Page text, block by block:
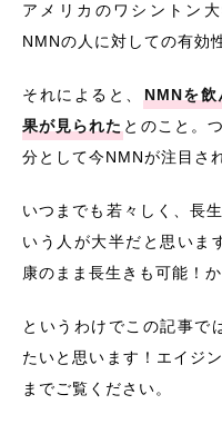
アメリカのワシントン
NMNの人に対しての有効
それによると、
NMNを
果が見られた とのこと。
分として今NMNが注目さ
いつまでも若々しく、長
いう人が大半だと思いま
康のまま長生きも可能！
というわけでこの記事で
たいと思います！エイジ
までご覧ください。